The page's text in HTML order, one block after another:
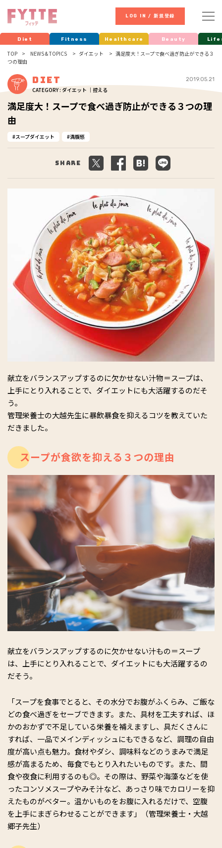
LOG IN / 新規登録
Diet Fitness Healthcare Beauty
TOP NEWS & TOPICS ダイエット
満足度大！スープで食べ過ぎ防止ができる３
つの理由
Diet
CATEGORY : ダイエット ｜控える
2019.05.21
満足度大！スープで食べ過ぎ防止ができる３つの理
由
スープダイエット 満腹感
Share
献立をバランスアップするのに欠かせない汁物＝スープは、
上手にとり入れることで、ダイエットにも大活躍するのだそ
う。
管理栄養士の大越先生に暴飲暴食を抑えるコツを教えていた
だきました。
スープが食欲を抑える３つの理由
献立をバランスアップするのに欠かせない汁もの＝スープ
は、上手にとり入れることで、ダイエットにも大活躍するの
だそう。
「スープを食事でとると、その水分でお腹がふくらみ、ご飯な
どの食べ過ぎをセーブできます。また、具材を工夫すれば、ほ
かのおかずで不足している栄養を補えますし、具だくさんに
すれば、一品でメインディッシュにもできるなど、調理の自由
度が高い点も魅力。食材やダシ、調味料などのうまみで満足
感が高まるため、毎食でもとり入れたいものです。また、間
食や夜食に利用するのも◎。その際は、野菜や海藻などを使
ったコンソメスープやみそ汁など、あっさり味でカロリーを抑
えたものがベター。温かいものをお腹に入れるだけで、空腹
を上手にまぎらわせることができます」（管理栄養士・大越
郷子先生）